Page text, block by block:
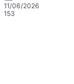
11/06/2026
153